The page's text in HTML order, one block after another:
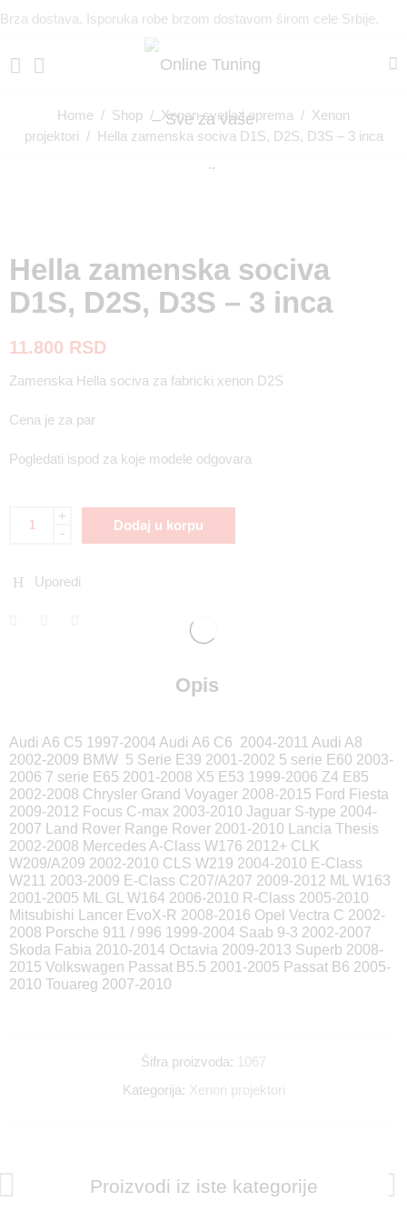
Brza dostava. Isporuka robe brzom dostavom širom cele Srbije.
Home / Shop / Xenon svetla i oprema / Xenon
projektori / Hella zamenska sociva D1S, D2S, D3S – 3 inca
Hella zamenska sociva
D1S, D2S, D3S – 3 inca
11.800 RSD
Zamenska Hella sociva za fabricki xenon D2S
Cena je za par
Pogledati ispod za koje modele odgovara
+
-
Dodaj u korpu
Uporedi
Opis
Audi A6 C5 1997-2004 Audi A6 C6 2004-2011 Audi A8
2002-2009 BMW 5 Serie E39 2001-2002 5 serie E60 2003-
2006 7 serie E65 2001-2008 X5 E53 1999-2006 Z4 E85
2002-2008 Chrysler Grand Voyager 2008-2015 Ford Fiesta
2009-2012 Focus C-max 2003-2010 Jaguar S-type 2004-
2007 Land Rover Range Rover 2001-2010 Lancia Thesis
2002-2008 Mercedes A-Class W176 2012+ CLK
W209/A209 2002-2010 CLS W219 2004-2010 E-Class
W211 2003-2009 E-Class C207/A207 2009-2012 ML W163
2001-2005 ML GL W164 2006-2010 R-Class 2005-2010
Mitsubishi Lancer EvoX-R 2008-2016 Opel Vectra C 2002-
2008 Porsche 911 / 996 1999-2004 Saab 9-3 2002-2007
Skoda Fabia 2010-2014 Octavia 2009-2013 Superb 2008-
2015 Volkswagen Passat B5.5 2001-2005 Passat B6 2005-
2010 Touareg 2007-2010
Šifra proizvoda: 1067
Kategorija: Xenon projektori
Proizvodi iz iste kategorije